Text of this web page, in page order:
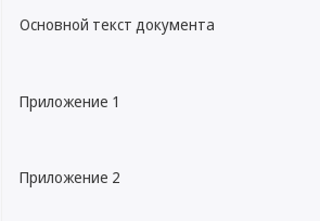
Основной текст документа
Приложение 1
Приложение 2